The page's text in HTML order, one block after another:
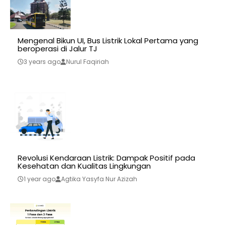
Mengenal Bikun UI, Bus Listrik Lokal Pertama yang
beroperasi di Jalur TJ
3 years ago Nurul Faqiriah
Revolusi Kendaraan Listrik: Dampak Positif pada
Kesehatan dan Kualitas Lingkungan
1 year ago Agtika Yasyfa Nur Azizah